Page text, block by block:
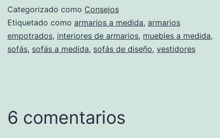
Categorizado como Consejos
Etiquetado como armarios a medida, armarios
empotrados, interiores de armarios, muebles a medida,
sofás, sofás a medida, sofás de diseño, vestidores
6 comentarios